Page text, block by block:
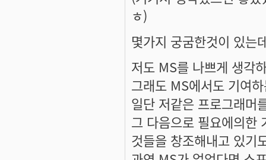
ㅎ)
몇가지 궁굼한것이 있는
저도 MS를 나쁘게 생각
그래도 MS에서도 기여
일단 저같은 프로그래머
그 다음으로 필요에의한
것들을 창조해내고 있기